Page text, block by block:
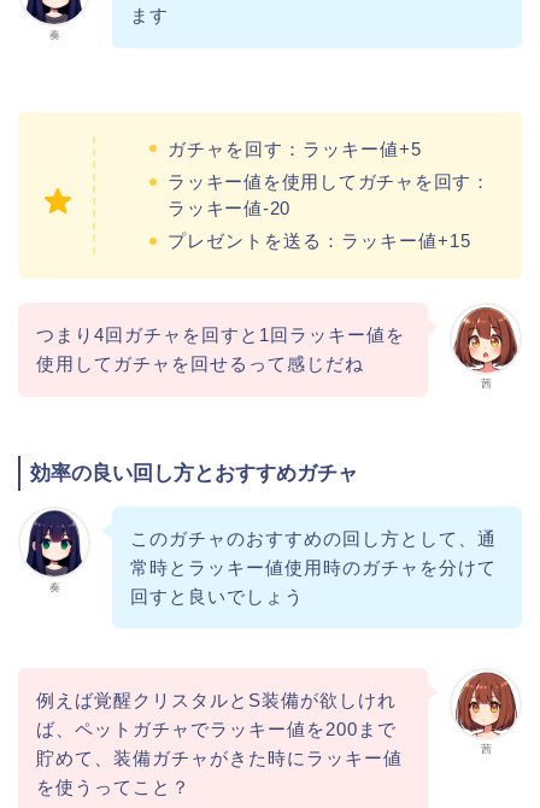
奏
ます
ガチャを回す：ラッキー値+5
ラッキー値を使用してガチャを回す：
ラッキー値-20
プレゼントを送る：ラッキー値+15
茜
つまり4回ガチャを回すと1回ラッキー値を
使用してガチャを回せるって感じだね
効率の良い回し方とおすすめガチャ
奏
このガチャのおすすめの回し方として、通
常時とラッキー値使用時のガチャを分けて
回すと良いでしょう
茜
例えば覚醒クリスタルとS装備が欲しけれ
ば、ペットガチャでラッキー値を200まで
貯めて、装備ガチャがきた時にラッキー値
を使うってこと？